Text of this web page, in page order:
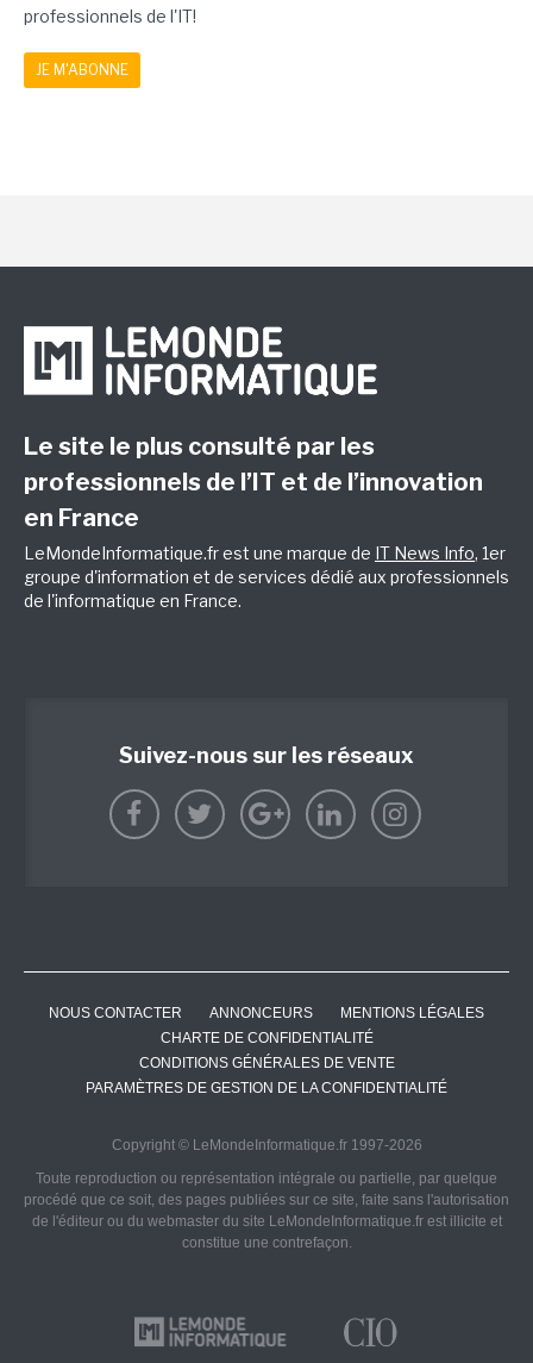
professionnels de l'IT!
JE M'ABONNE
Le site le plus consulté par les
professionnels de l’IT et de l’innovation
en France
LeMondeInformatique.fr est une marque de IT News Info, 1er
groupe d'information et de services dédié aux professionnels
de l'informatique en France.
Suivez-nous sur les réseaux
NOUS CONTACTER ANNONCEURS
MENTIONS LÉGALES
CHARTE DE CONFIDENTIALITÉ
CONDITIONS GÉNÉRALES DE VENTE
PARAMÈTRES DE GESTION DE LA CONFIDENTIALITÉ
Copyright © LeMondeInformatique.fr 1997-2026
Toute reproduction ou représentation intégrale ou partielle, par quelque
procédé que ce soit, des pages publiées sur ce site, faite sans l'autorisation
de l'éditeur ou du webmaster du site LeMondeInformatique.fr est illicite et
constitue une contrefaçon.